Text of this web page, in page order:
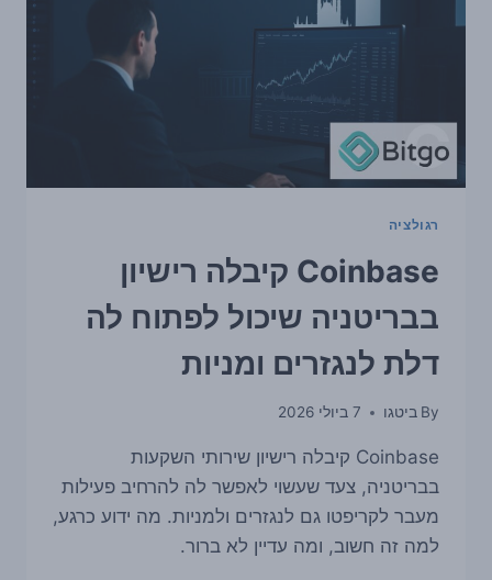
רגולציה
Coinbase קיבלה רישיון
בבריטניה שיכול לפתוח לה
דלת לנגזרים ומניות
By ביטגו 7 ביולי 2026
Coinbase קיבלה רישיון שירותי השקעות
בבריטניה, צעד שעשוי לאפשר לה להרחיב פעילות
מעבר לקריפטו גם לנגזרים ולמניות. מה ידוע כרגע,
למה זה חשוב, ומה עדיין לא ברור.